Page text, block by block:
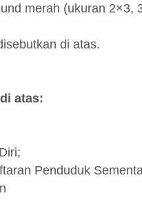
merah (ukuran 2×3,
di atas.
atas:
Penduduk